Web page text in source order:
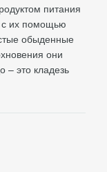
питания
с их помощью
обыденные
они
– это кладезь